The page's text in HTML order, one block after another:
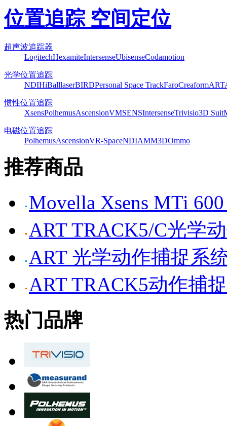
位置追踪 空间定位
超声波追踪器
LogitechHexamiteIntersenseUbisenseCodamotion
光学位置追踪
NDIHiBalllaserBIRDPersonal Space TrackFaroCreaformART
惯性位置追踪
XsensPolhemusAscensionVMSENSIntersenseTrivisio3D Suit
电磁位置追踪
PolhemusAscensionVR-SpaceNDIAMM3DOmmo
推荐商品
Movella Xsens MTi
ART TRACK5/C光学
ART 光学动作捕捉系
ART TRACK5动作捕
热门品牌